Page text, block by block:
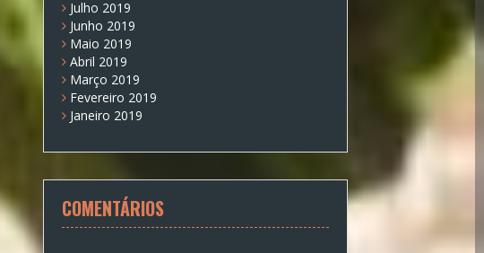
Julho 2019
Junho 2019
Maio 2019
Abril 2019
Março 2019
Fevereiro 2019
Janeiro 2019
COMENTÁRIOS